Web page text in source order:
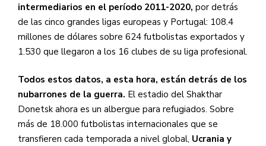
intermediarios en el período 2011-2020, por detrás
de las cinco grandes ligas europeas y Portugal: 108.4
millones de dólares sobre 624 futbolistas exportados y
1.530 que llegaron a los 16 clubes de su liga profesional.
Todos estos datos, a esta hora, están detrás de los
nubarrones de la guerra. El estadio del Shakthar
Donetsk ahora es un albergue para refugiados. Sobre
más de 18.000 futbolistas internacionales que se
transfieren cada temporada a nivel global, Ucrania y